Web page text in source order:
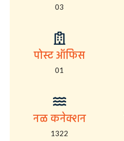
03
पोस्ट ऑफिस
01
नळ कनेक्शन
1322